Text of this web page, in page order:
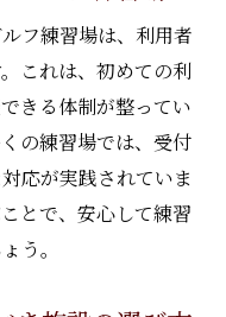
フ練習場は、利用者
これは、初めての利
きる体制が整ってい
の練習場では、受付
応が実践されていま
とで、安心して練習
う。